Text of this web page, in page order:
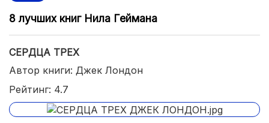
8 лучших книг Нила Геймана
СЕРДЦА ТРЕХ
Автор книги: Джек Лондон
Рейтинг: 4.7